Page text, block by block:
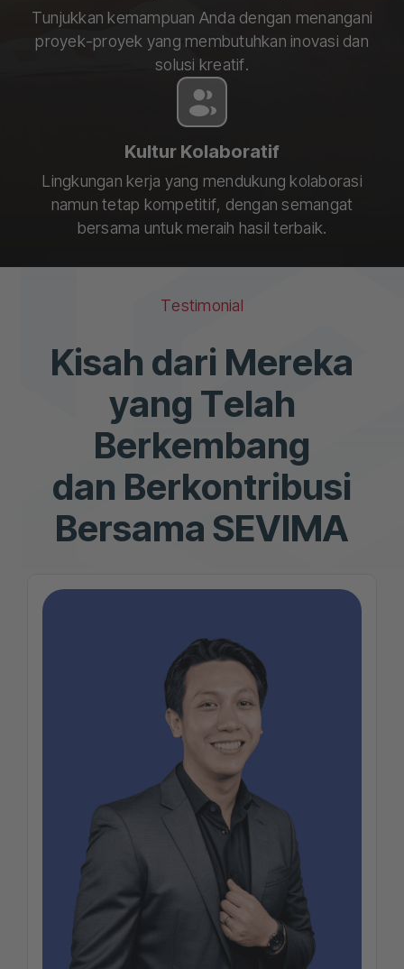
Tunjukkan kemampuan Anda dengan menangani
proyek-proyek yang membutuhkan inovasi dan
solusi kreatif.
Kultur Kolaboratif
Lingkungan kerja yang mendukung kolaborasi
namun tetap kompetitif, dengan semangat
bersama untuk meraih hasil terbaik.
Testimonial
Kisah dari Mereka
yang Telah
Berkembang
dan Berkontribusi
Bersama SEVIMA